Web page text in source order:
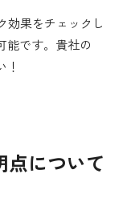
効果をチェックし
能です。貴社の
点について